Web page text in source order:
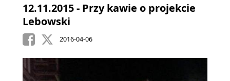
12.11.2015 - Przy kawie o projekcie
Lebowski
2016-04-06